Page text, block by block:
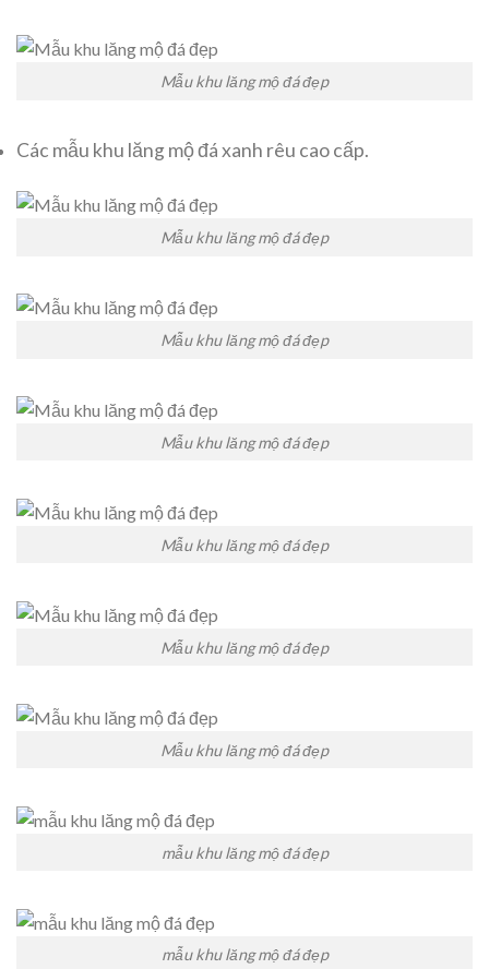
Mẫu khu lăng mộ đá đẹp
Các mẫu khu lăng mộ đá xanh rêu cao cấp.
Mẫu khu lăng mộ đá đẹp
Mẫu khu lăng mộ đá đẹp
Mẫu khu lăng mộ đá đẹp
Mẫu khu lăng mộ đá đẹp
Mẫu khu lăng mộ đá đẹp
Mẫu khu lăng mộ đá đẹp
mẫu khu lăng mộ đá đẹp
mẫu khu lăng mộ đá đẹp